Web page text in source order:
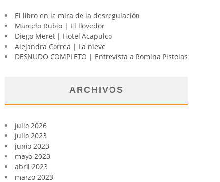
El libro en la mira de la desregulación
Marcelo Rubio | El llovedor
Diego Meret | Hotel Acapulco
Alejandra Correa | La nieve
DESNUDO COMPLETO | Entrevista a Romina Pistolas
ARCHIVOS
julio 2026
julio 2023
junio 2023
mayo 2023
abril 2023
marzo 2023